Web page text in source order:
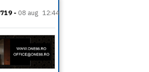
- 08 aug 12:44